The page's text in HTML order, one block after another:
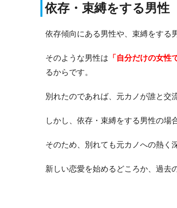
依存・束縛をする男性
依存傾向にある男性や、束縛をする
そのような男性は 「自分だけの女性
るからです。
別れたのであれば、元カノが誰と交
しかし、依存・束縛をする男性の場
そのため、別れても元カノへの熱く
新しい恋愛を始めるどころか、過去